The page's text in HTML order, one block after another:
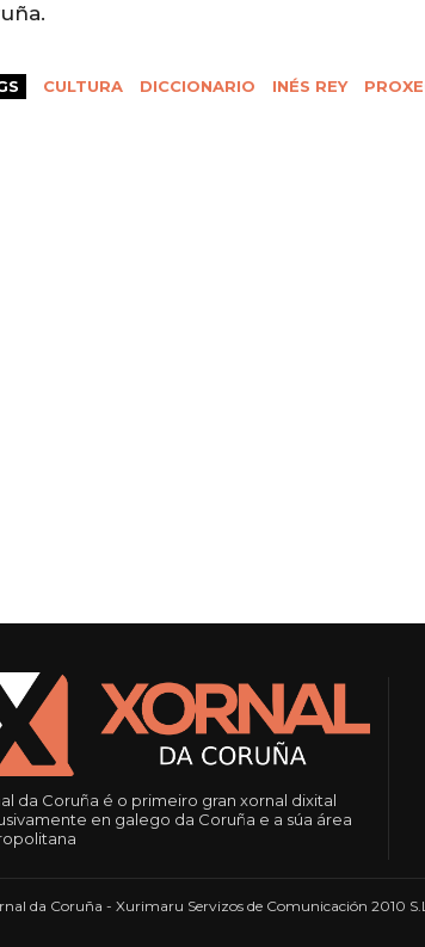
CULTURA DICCIONARIO INÉS REY
da Coruña é o primeiro gran xornal dixital
en galego da Coruña e a súa área
da Coruña - Xurimaru Servizos de Comunicación 2010